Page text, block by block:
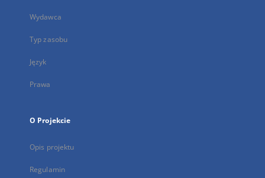
Wydawca
Typ zasobu
Język
Prawa
O Projekcie
Opis projektu
Regulamin